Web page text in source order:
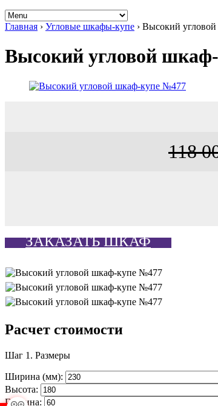
Главная › Угловые шкафы-купе › Высокий
Высокий угловой
118
ЗАКАЗАТЬ ШКАФ
Расчет стоимости
Шаг 1. Размеры
Ширина (мм):
Высота:
Глубина: